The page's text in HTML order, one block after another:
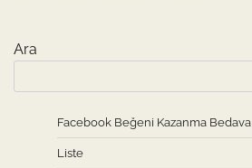
Ara
Facebook Beğeni Kazanma Bedava
Liste